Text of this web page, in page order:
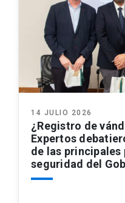
14 JULIO 2026
¿Registro de
Expertos
de las principales
seguridad del